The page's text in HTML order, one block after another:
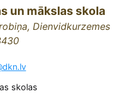
un mākslas skola
Dienvidkurzemes
skolas